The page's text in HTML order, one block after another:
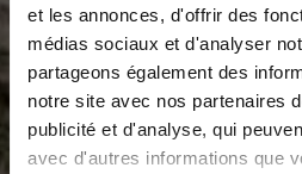
et les annonces, d'offrir des
médias sociaux et d'analyser
partageons également des
notre site avec nos partenaires
publicité et d'analyse, qui
avec d'autres informations que
NOS
ACTUALITÉS
COMPTE